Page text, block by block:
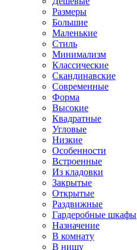
Размеры
Большие
Маленькие
Стиль
Минимализм
Классические
Скандинавские
Современные
Форма
Высокие
Квадратные
Угловые
Низкие
Особенности
Встроенные
Из кладовки
Закрытые
Открытые
Раздвижные
Гардеробные шкафы
Назначение
В комнату
В нишу